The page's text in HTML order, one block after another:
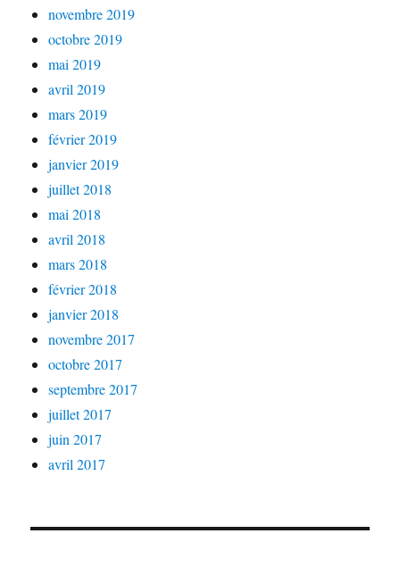
novembre 2019
octobre 2019
mai 2019
avril 2019
mars 2019
février 2019
janvier 2019
juillet 2018
mai 2018
avril 2018
mars 2018
février 2018
janvier 2018
novembre 2017
octobre 2017
septembre 2017
juillet 2017
juin 2017
avril 2017